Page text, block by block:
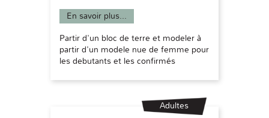
En savoir plus...
Partir d'un bloc de terre et modeler à
partir d'un modele nue de femme pour
les debutants et les confirmés
Adultes